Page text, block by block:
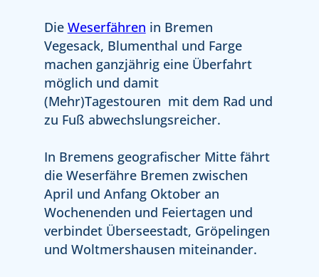
Die Weserfähren in Bremen
Vegesack, Blumenthal und Farge
machen ganzjährig eine Überfahrt
möglich und damit
(Mehr)Tagestouren mit dem Rad und
zu Fuß abwechslungsreicher.
In Bremens geografischer Mitte fährt
die Weserfähre Bremen zwischen
April und Anfang Oktober an
Wochenenden und Feiertagen und
verbindet Überseestadt, Gröpelingen
und Woltmershausen miteinander.